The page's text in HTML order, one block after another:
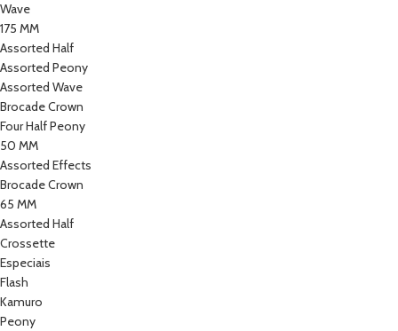
Wave
175 MM
Assorted Half
Assorted Peony
Assorted Wave
Brocade Crown
Four Half Peony
50 MM
Assorted Effects
Brocade Crown
65 MM
Assorted Half
Crossette
Especiais
Flash
Kamuro
Peony